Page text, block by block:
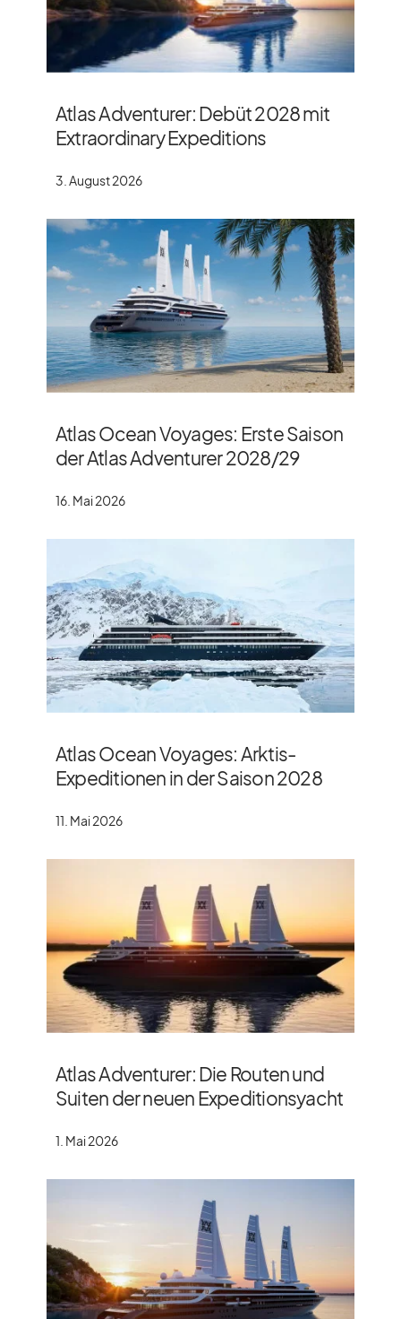
Atlas Adventurer: Debüt 2028 mit
Extraordinary Expeditions
3. August 2026
Atlas Ocean Voyages: Erste Saison
der Atlas Adventurer 2028/​29
16. Mai 2026
Atlas Ocean Voyages: Arktis-
Expeditionen in der Saison 2028
11. Mai 2026
Atlas Adventurer: Die Routen und
Suiten der neuen Expeditionsyacht
1. Mai 2026